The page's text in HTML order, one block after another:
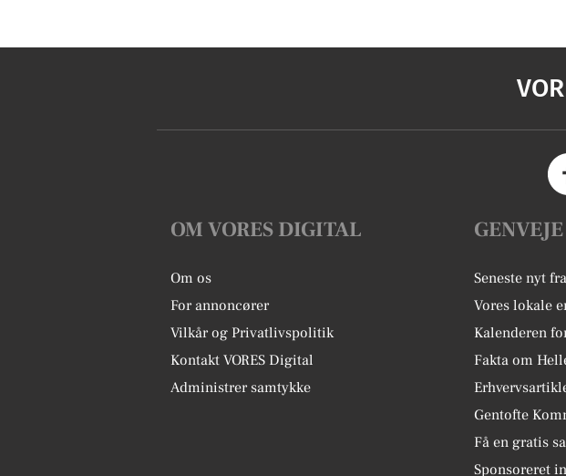
OM VORES DIGITAL
Om os
For annoncører
Vilkår og Privatlivspolitik
Kontakt VORES Digital
Administrer samtykke
GENVEJE
Seneste nyt
Vores lokale
Kalenderen
Fakta om
Gentofte
Få en gratis
Sponsoreret